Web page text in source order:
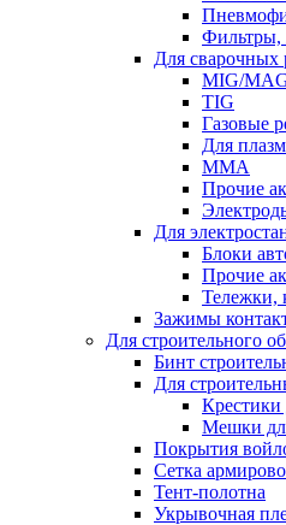
Фильтры,
Для сварочных
MIG/
TIG
Газовые
Для
ММА
Прочие
Для
Блоки
Прочие
Тележки,
Зажимы
Для строительного
Бинт
Для
Крестики
Мешки
Покрытия
Сетка
Тент-полотна
Укрывочная